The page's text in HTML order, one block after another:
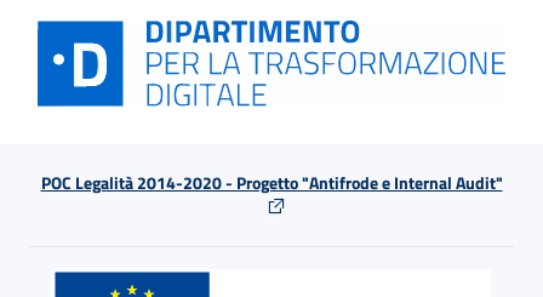
POC Legalità 2014-2020 - Progetto "Antifrode e Internal Audit"